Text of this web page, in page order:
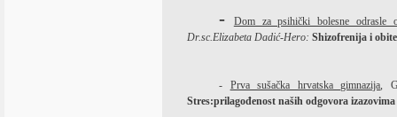
-
Dom za psihički bolesne odrasle
Dr.sc.Elizabeta Dadić-Hero: Shizofrenija i
- Prva sušačka hrvatska gimnazija,
Stres:prilagođenost naših odgovora